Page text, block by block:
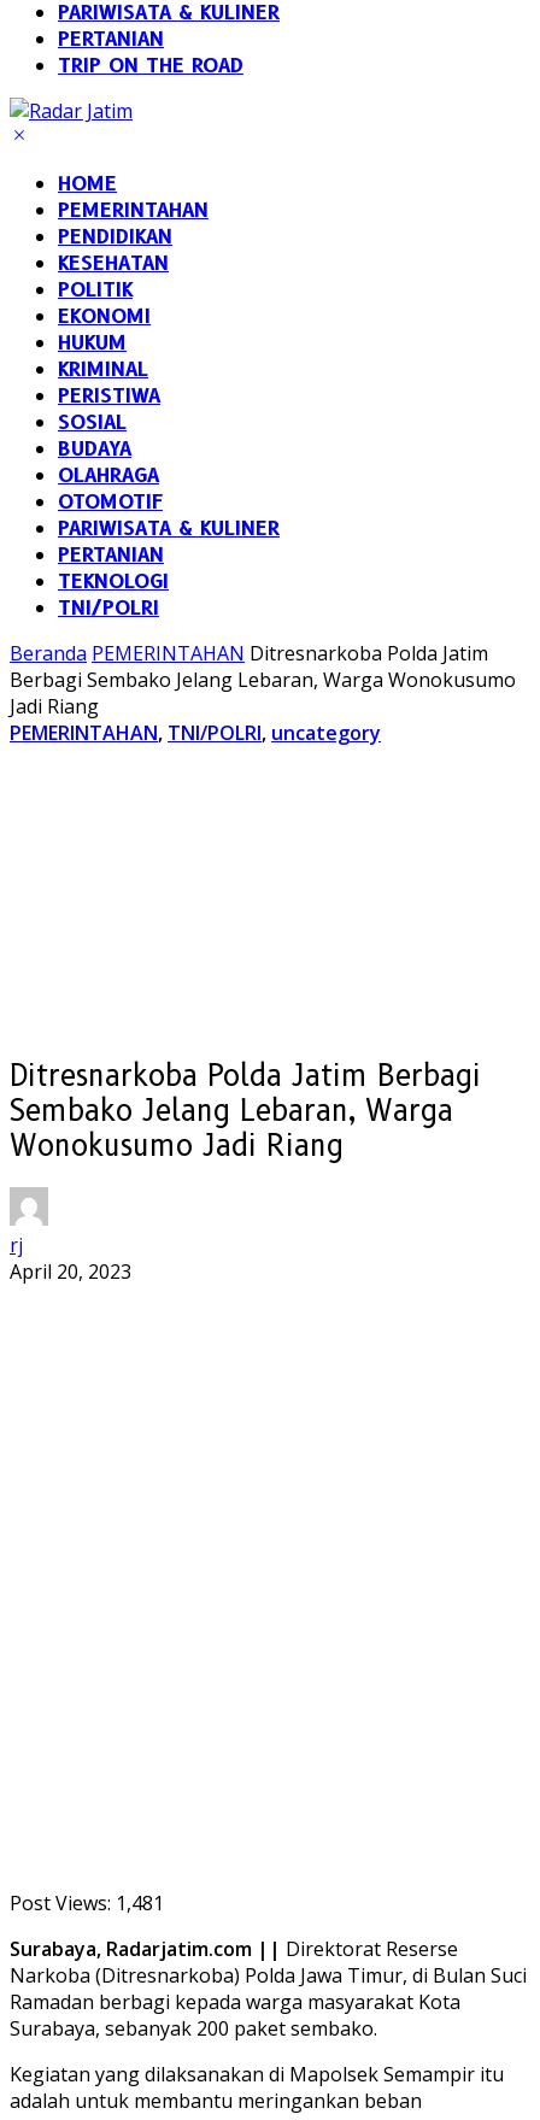
PARIWISATA & KULINER
PERTANIAN
TRIP ON THE ROAD
HOME
PEMERINTAHAN
PENDIDIKAN
KESEHATAN
POLITIK
EKONOMI
HUKUM
KRIMINAL
PERISTIWA
SOSIAL
BUDAYA
OLAHRAGA
OTOMOTIF
PARIWISATA & KULINER
PERTANIAN
TEKNOLOGI
TNI/POLRI
Beranda PEMERINTAHAN Ditresnarkoba Polda Jatim
Berbagi Sembako Jelang Lebaran, Warga Wonokusumo
Jadi Riang
PEMERINTAHAN, TNI/POLRI, uncategory
Ditresnarkoba Polda Jatim Berbagi
Sembako Jelang Lebaran, Warga
Wonokusumo Jadi Riang
rj
April 20, 2023
Post Views: 1,481
Surabaya, Radarjatim.com || Direktorat Reserse
Narkoba (Ditresnarkoba) Polda Jawa Timur, di Bulan Suci
Ramadan berbagi kepada warga masyarakat Kota
Surabaya, sebanyak 200 paket sembako.
Kegiatan yang dilaksanakan di Mapolsek Semampir itu
adalah untuk membantu meringankan beban